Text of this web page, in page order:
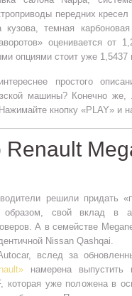
передних
кузова, темная
оценивается от
опциями стоит уже 1,5437
простого
машины? Конечно
кнопку «PLAY» и
Renault
решили придать
свой вклад в
А в семействе
Nissan Qashqai.
вслед за
намерена выпустить
которая уже положена в